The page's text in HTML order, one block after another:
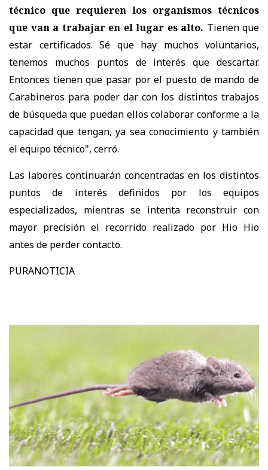
técnico que requieren los organismos técnicos
que van a trabajar en el lugar es alto. Tienen que
estar certificados. Sé que hay muchos voluntarios,
tenemos muchos puntos de interés que descartar.
Entonces tienen que pasar por el puesto de mando de
Carabineros para poder dar con los distintos trabajos
de búsqueda que puedan ellos colaborar conforme a la
capacidad que tengan, ya sea conocimiento y también
el equipo técnico", cerró.
Las labores continuarán concentradas en los distintos
puntos de interés definidos por los equipos
especializados, mientras se intenta reconstruir con
mayor precisión el recorrido realizado por Hio Hio
antes de perder contacto.
PURANOTICIA